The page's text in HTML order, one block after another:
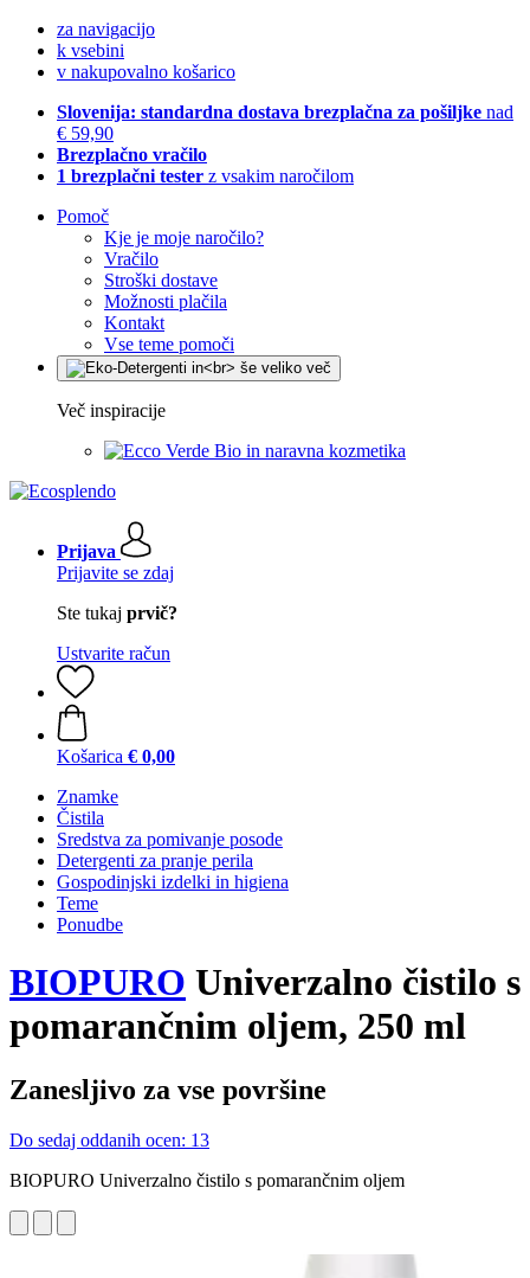
za navigacijo
k vsebini
v nakupovalno košarico
Slovenija: standardna dostava brezplačna za pošiljke nad
€ 59,90
Brezplačno vračilo
1 brezplačni tester z vsakim naročilom
Pomoč
Kje je moje naročilo?
Vračilo
Stroški dostave
Možnosti plačila
Kontakt
Vse teme pomoči
Več inspiracije
Bio in naravna kozmetika
Prijava
Prijavite se zdaj
Ste tukaj prvič?
Ustvarite račun
Košarica € 0,00
Znamke
Čistila
Sredstva za pomivanje posode
Detergenti za pranje perila
Gospodinjski izdelki in higiena
Teme
Ponudbe
BIOPURO Univerzalno čistilo s
pomarančnim oljem, 250 ml
Zanesljivo za vse površine
Do sedaj oddanih ocen: 13
BIOPURO Univerzalno čistilo s pomarančnim oljem